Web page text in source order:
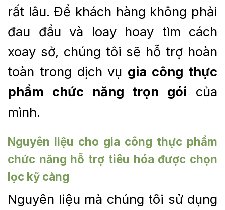
rất lâu. Để khách hàng không phải
đau đầu và loay hoay tìm cách
xoay sở, chúng tôi sẽ hỗ trợ hoàn
toàn trong dịch vụ gia công thực
phẩm chức năng trọn gói của
mình.
Nguyên liệu cho gia công thực phẩm
chức năng hỗ trợ tiêu hóa được chọn
lọc kỹ càng
Nguyên liệu mà chúng tôi sử dụng